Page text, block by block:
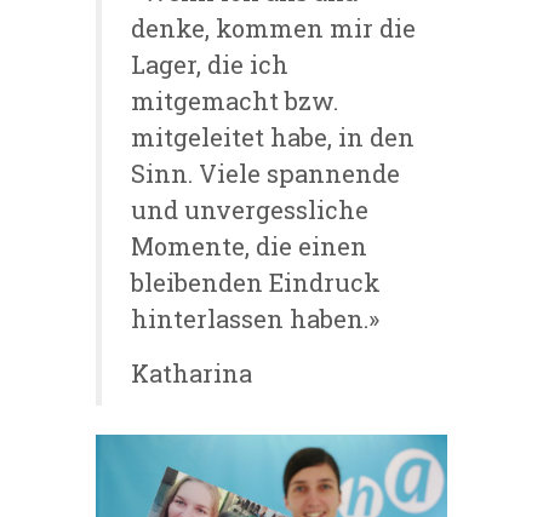
denke, kommen mir die
Lager, die ich
mitgemacht bzw.
mitgeleitet habe, in den
Sinn. Viele spannende
und unvergessliche
Momente, die einen
bleibenden Eindruck
hinterlassen haben.»
Katharina